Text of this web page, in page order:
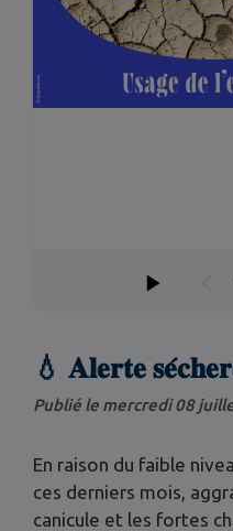
💧 𝐀𝐥𝐞𝐫𝐭𝐞
Publié le mercredi 08
En raison du faible
ces derniers mois,
canicule et les fortes